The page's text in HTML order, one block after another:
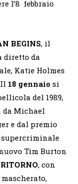
l’8 febbraio
BEGINS, il
diretto da
Katie Holmes
18 gennaio si
del 1989,
da Michael
e dal premio
Tim Burton
, con